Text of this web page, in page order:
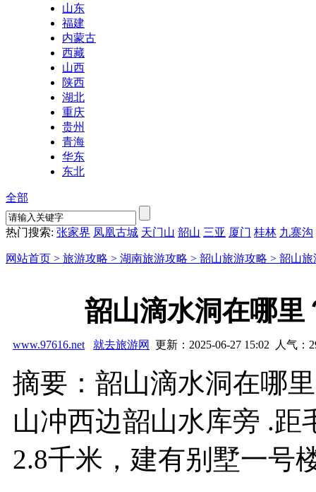
山东
福建
内蒙古
西藏
山西
陕西
湖北
重庆
贵州
青海
华东
东北
全部
热门搜索: 张家界 凤凰古城 天门山 韶山 三亚 厦门 桂林 九寨沟
网站首页 > 旅游攻略 > 湖南旅游攻略 > 韶山旅游攻略 > 韶山旅
韶山滴水洞在哪里
www.97616.net 就去旅游网 更新：2025-06-27 15:02 人气：
摘要：韶山滴水洞在哪
山冲西边韶山水库旁 .距
2.8千米，建有别墅一号